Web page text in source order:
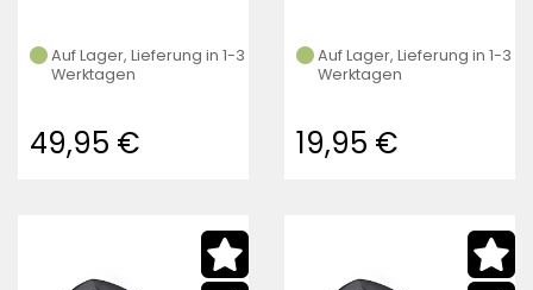
Auf Lager, Lieferung in 1-3
Werktagen
49,95 €
Auf Lager, Lieferung in 1-3
Werktagen
19,95 €